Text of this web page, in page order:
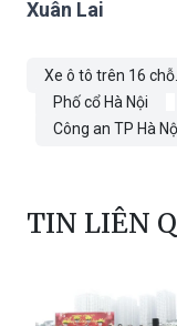
đúng quy định.
Xuân Lai
Công an TP Hà Nội
TIN LIÊN